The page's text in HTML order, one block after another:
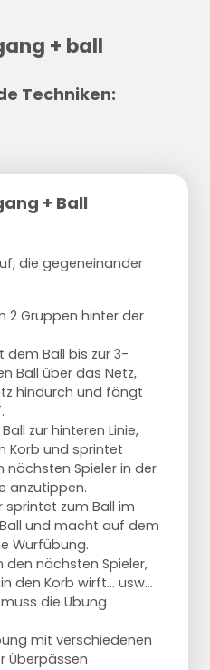
+ ball
Techniken:
+ Ball
die gegeneinander
2 Gruppen hinter der
dem Ball bis zur 3-
Ball über das Netz,
hindurch und fängt
zur hinteren Linie,
Korb und sprintet
nächsten Spieler in der
anzutippen.
sprintet zum Ball im
und macht auf dem
Wurfübung.
den nächsten Spieler,
den Korb wirft... usw...
die Übung
mit verschiedenen
Überpässen